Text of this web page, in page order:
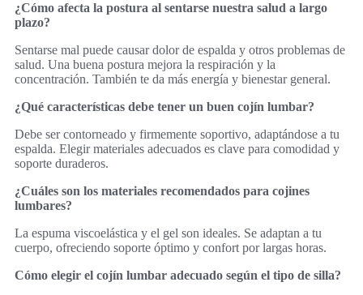
¿Cómo afecta la postura al sentarse nuestra salud a largo
plazo?
Sentarse mal puede causar dolor de espalda y otros problemas de
salud. Una buena postura mejora la respiración y la
concentración. También te da más energía y bienestar general.
¿Qué características debe tener un buen cojín lumbar?
Debe ser contorneado y firmemente soportivo, adaptándose a tu
espalda. Elegir materiales adecuados es clave para comodidad y
soporte duraderos.
¿Cuáles son los materiales recomendados para cojines
lumbares?
La espuma viscoelástica y el gel son ideales. Se adaptan a tu
cuerpo, ofreciendo soporte óptimo y confort por largas horas.
Cómo elegir el cojín lumbar adecuado según el tipo de silla?